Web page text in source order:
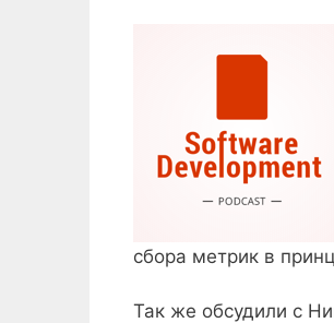
сбора метрик в
Так же обсудили с